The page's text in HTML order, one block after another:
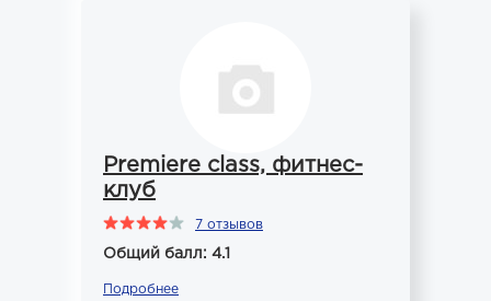
Premiere class, фитнес-
клуб
7 отзывов
Общий балл: 4.1
Подробнее